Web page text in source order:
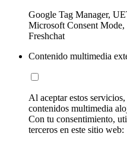
Google Tag Manager,
Microsoft Consent
Freshchat
Contenido multimedia
Al aceptar estos
contenidos multimedia
Con tu consentimiento,
terceros en este sitio web: